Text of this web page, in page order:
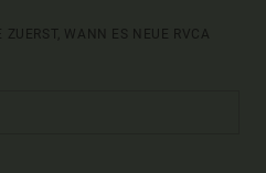
WANN ES NEUE RVCA